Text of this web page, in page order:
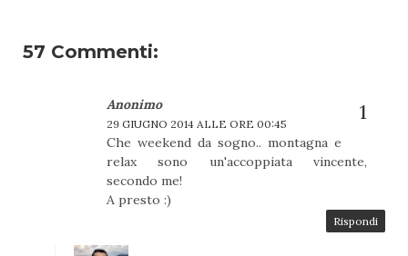
57 Commenti:
Anonimo
29 GIUGNO 2014 ALLE ORE 00:45
Che weekend da sogno.. montagna e
relax sono un'accoppiata vincente,
secondo me!
A presto :)
Rispondi